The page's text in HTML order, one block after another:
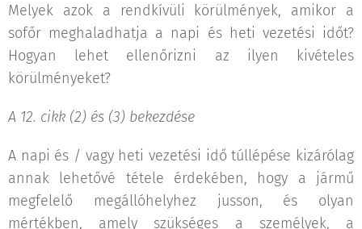
Melyek azok a rendkívüli körülmények, amikor a
sofőr meghaladhatja a napi és heti vezetési időt?
Hogyan lehet ellenőrizni az ilyen kivételes
körülményeket?
A 12. cikk (2) és (3) bekezdése
A napi és / vagy heti vezetési idő túllépése kizárólag
annak lehetővé tétele érdekében, hogy a jármű
megfelelő megállóhelyhez jusson, és olyan
mértékben, amely szükséges a személyek, a